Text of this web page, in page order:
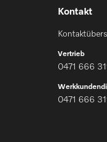
Kontakt
Vertrieb
0471 666
0471 666